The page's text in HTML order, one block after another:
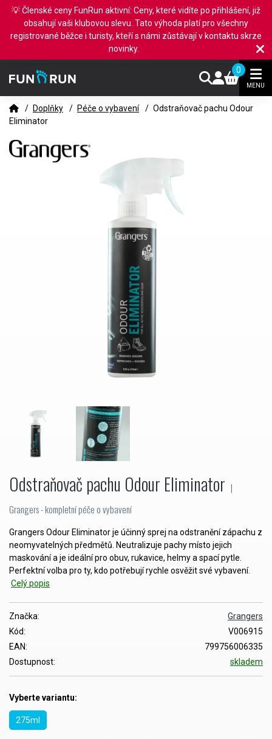
0
MENU
/ Doplňky / Péče o vybavení / Odstraňovač pachu Odour
Eliminator
Odstraňovač pachu Odour Eliminator |
Grangers - kompletní péče o vybavení
Grangers Odour Eliminator je účinný sprej na odstranění zápachu z
neomyvatelných předmětů. Neutralizuje pachy místo jejich
maskování a je ideální pro obuv, rukavice, helmy a spací pytle.
Perfektní volba pro ty, kdo potřebují rychle osvěžit své vybavení.
Celý popis
Grangers
Značka:
V006915
Kód:
799756006335
EAN:
skladem
Dostupnost:
Vyberte variantu:
275ml
💡 Členské ceny FunRun aktivní: Ceny, které vidíte po přihlášení, již
obsahují vaši klubovou slevu. Tato výhoda platí pro všechny
registrované běžce i turisty, kteří s námi zůstávají v kontaktu skrze
novinky.